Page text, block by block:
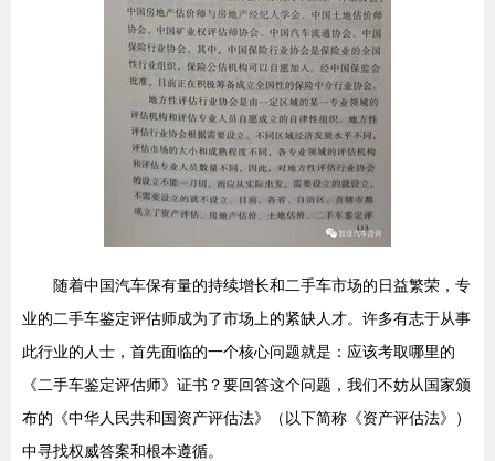
随着中国汽车保有量的持续增长和二手车市场的日益繁荣，专
业的二手车鉴定评估师成为了市场上的紧缺人才。许多有志于从事
此行业的人士，首先面临的一个核心问题就是：应该考取哪里的
《二手车鉴定评估师》证书？要回答这个问题，我们不妨从国家颁
布的《中华人民共和国资产评估法》（以下简称《资产评估法》）
中寻找权威答案和根本遵循。